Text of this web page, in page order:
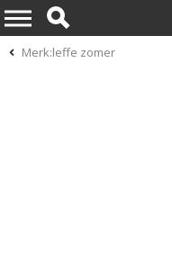
Merk:leffe zomer